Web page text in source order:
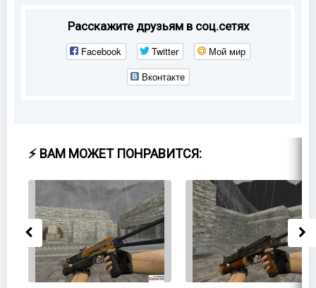
Расскажите друзьям в соц.сетях
Facebook Twitter
Мой мир
Вконтакте
⚡ ВАМ МОЖЕТ ПОНРАВИТСЯ: